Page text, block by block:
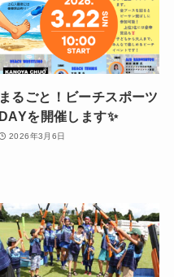
まるごと！ビーチスポーツ
DAYを開催します✨
2026年3月6日